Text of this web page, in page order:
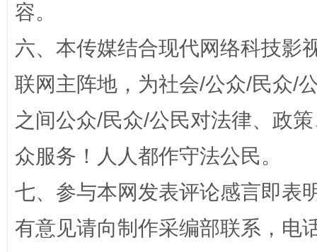
招工难、用工荒背后
容。
六、本传媒结合现代网络科技影
联网主阵地，为社会/公众/民众/
之间公众/民众/公民对法律、政
众服务！人人都作守法公民。
七、参与本网发表评论感言即表
有意见请向制作采编部联系，电